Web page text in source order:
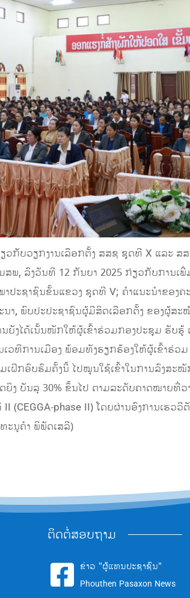
ກັບວຽກງານເລືອກຕັ້ງ ສສຊ ຊຸດທີ X ແລະ ສ
, ລົງວັນທີ 12 ກັນຍາ 2025 ກ່ຽວກັບການເພີ່
ະຊາຊົນຂັ້ນແຂວງ ຊຸດທີ V; ຄໍາແນະນໍາຂອງຄ
າ, ພົບປະປະຊາຊົນຜູ້ມີສິດເລືອກຕັ້ງ ຂອງຜູ້ສະ
ງໄດ້ເນັ້ນໜັກໃຫ້ຜູ້ເຂົ້າຮ່ວມກອງປະຊຸມ ຮັບຮູ້
ທີການເມືອງ ພ້ອມທັງຮຽກຮ້ອງໃຫ້ຜູ້ເຂົ້າຮ່ວ
ເຝິກອົບຮົມຄັ້ງນີ້ ໄປໝູນໃຊ້ເຂົ້າໃນການລົງສະ
ງ ບັນລຸ 30% ຂຶ້ນໄປ ຕາມລະດັບຄາດໝາຍທີ່ວ
phase II) ໂດຍຜ່ານອົງການເຮວວີ
ະນູຄຳ ພິພັດເສລີ)
ຕິດຕໍ່ສອບຖາມ
 ຂ່າວ "ຜູ້ແທນປະຊາຊົນ"
Phouthen Pasaxon News